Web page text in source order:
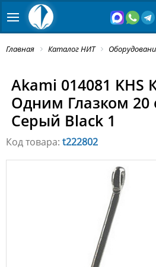
Главная Каталог НИТ
Akami 014081 KHS
Одним Глазком
Серый Black 1
Код товара: t222802